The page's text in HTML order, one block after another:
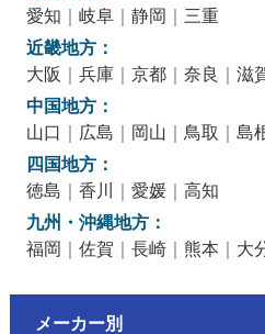
愛知 ｜ 岐阜｜ 静岡 ｜ 三重
近畿地方：
大阪 ｜ 兵庫｜ 京都｜ 奈良 ｜ 滋
中国地方：
山口 ｜ 広島 ｜ 岡山 ｜ 鳥取 ｜ 島
四国地方：
徳島 ｜ 香川 ｜ 愛媛｜ 高知
九州・沖縄地方：
福岡 ｜ 佐賀 ｜ 長崎｜ 熊本 ｜ 大
メーカー別